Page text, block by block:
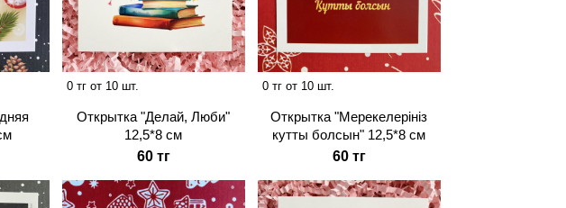
0 тг от 10 шт.
Открытка "Делай, Люби"
12,5*8 см
60 тг
0 тг от 10 шт.
Открытка "Мерекелерiнiз
кутты болсын" 12,5*8 см
60 тг